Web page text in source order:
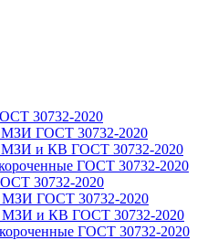
30732-2020
ГОСТ 30732-2020
и КВ ГОСТ 30732-2020
ГОСТ 30732-2020
30732-2020
ГОСТ 30732-2020
и КВ ГОСТ 30732-2020
ГОСТ 30732-2020